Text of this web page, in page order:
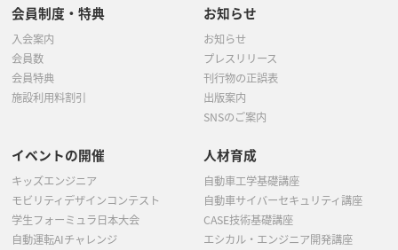
会員制度・特典
入会案内
会員数
会員特典
施設利用料割引
お知らせ
お知らせ
プレスリリース
刊行物の正誤表
出版案内
SNSのご案内
イベントの開催
キッズエンジニア
モビリティデザインコンテスト
学生フォーミュラ日本大会
自動運転AIチャレンジ
人材育成
自動車工学基礎講座
自動車サイバーセキュリティ講座
CASE技術基礎講座
エシカル・エンジニア開発講座